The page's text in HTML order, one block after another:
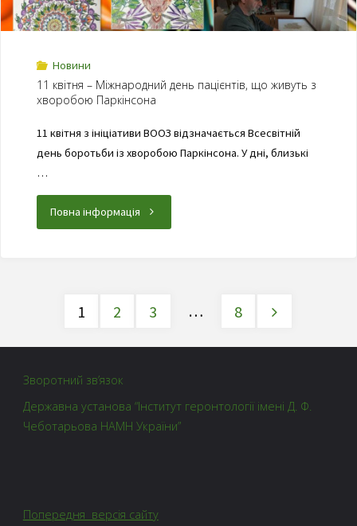
Новини
11 квітня – Міжнародний день пацієнтів, що живуть з
хворобою Паркінсона
11 квітня з ініціативи ВООЗ відзначається Всесвітній
день боротьби із хворобою Паркінсона. У дні, близькі
…
Повна інформація
1 2 3 … 8
Зворотний зв’язок
Державна установа “Інститут геронтології імені Д. Ф.
Чеботарьова НАМН України”
Попередня версія сайту